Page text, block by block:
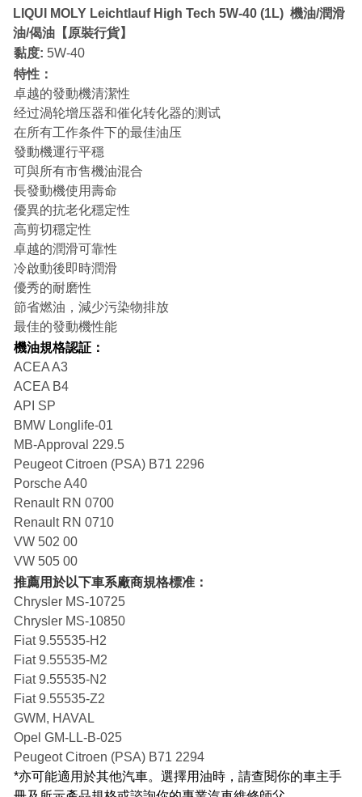
LIQUI MOLY Leichtlauf High Tech 5W-40 (1L) 機油/潤滑
油/偈油【原裝行貨】
黏度: 5W-40
特性：
卓越的發動機清潔性
经过渦轮增压器和催化转化器的测试
在所有工作条件下的最佳油压
發動機運行平穩
可與所有市售機油混合
長發動機使用壽命
優異的抗老化穩定性
高剪切穩定性
卓越的潤滑可靠性
冷啟動後即時潤滑
優秀的耐磨性
節省燃油，減少污染物排放
最佳的發動機性能
機油規格認証：
ACEA A3
ACEA B4
API SP
BMW Longlife-01
MB-Approval 229.5
Peugeot Citroen (PSA) B71 2296
Porsche A40
Renault RN 0700
Renault RN 0710
VW 502 00
VW 505 00
推薦用於以下車系廠商規格標准：
Chrysler MS-10725
Chrysler MS-10850
Fiat 9.55535-H2
Fiat 9.55535-M2
Fiat 9.55535-N2
Fiat 9.55535-Z2
GWM, HAVAL
Opel GM-LL-B-025
Peugeot Citroen (PSA) B71 2294
*亦可能適用於其他汽車。選擇用油時，請查閱你的車主手